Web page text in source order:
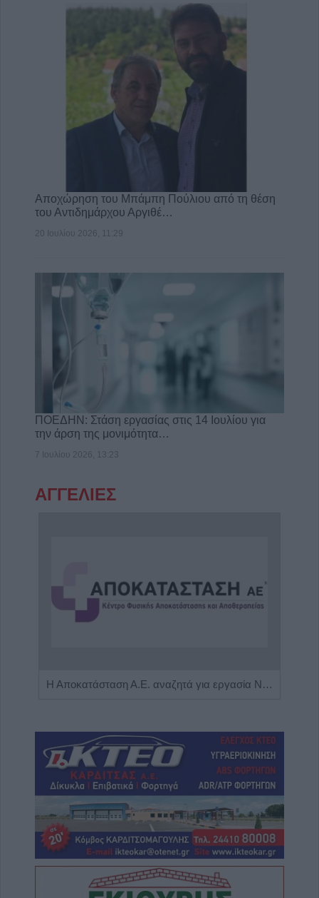
Αποχώρηση του Μπάμπη Πούλιου από τη θέση
του Αντιδημάρχου Αργιθέ…
20 Ιουλίου 2026, 11:29
ΠΟΕΔΗΝ: Στάση εργασίας στις 14 Ιουλίου για
την άρση της μονιμότητα…
7 Ιουλίου 2026, 13:23
ΑΓΓΕΛΙΕΣ
Η Αποκατάσταση Α.Ε. αναζητά για εργασία Νοσηλευτές και Βοηθούς Νοσηλευτές